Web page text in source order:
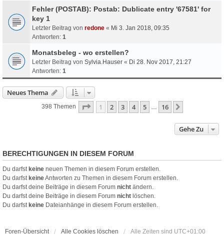
Fehler (POSTAB): Postab: Dublicate entry '67581' for
key 1
Letzter Beitrag von redone « Mi 3. Jan 2018, 09:35
Antworten: 1
Monatsbeleg - wo erstellen?
Letzter Beitrag von Sylvia.Hauser « Di 28. Nov 2017, 21:27
Antworten: 1
Neues Thema
398 Themen Seite 1Von 16
1 2 3 4 5 16
Gehe Zu
BERECHTIGUNGEN IN DIESEM FORUM
Du darfst keine neuen Themen in diesem Forum erstellen.
Du darfst keineAntworten zu Themen in diesem Forum erstellen.
Du darfst deine Beiträge in diesem Forum nicht ändern.
Du darfst deine Beiträge in diesem Forum nicht löschen.
Du darfst keine Dateianhänge in diesem Forum erstellen.
Foren-Übersicht Alle Cookies löschen Alle Zeiten sind UTC+01:00